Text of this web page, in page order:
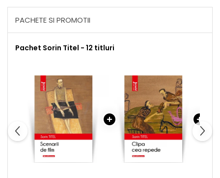
PACHETE SI PROMOTII
Pachet Sorin Titel - 12 titluri